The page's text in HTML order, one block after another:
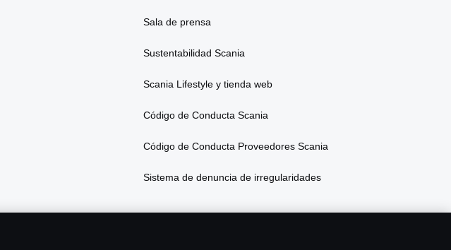
Sala de prensa
Sustentabilidad Scania
Scania Lifestyle y tienda web
Código de Conducta Scania
Código de Conducta Proveedores Scania
Sistema de denuncia de irregularidades